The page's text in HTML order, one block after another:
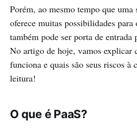
Porém, ao mesmo tempo que uma
oferece muitas possibilidades para
também pode ser porta de entrada
No artigo de hoje, vamos explicar
funciona e quais são seus riscos à
leitura!
O que é PaaS?